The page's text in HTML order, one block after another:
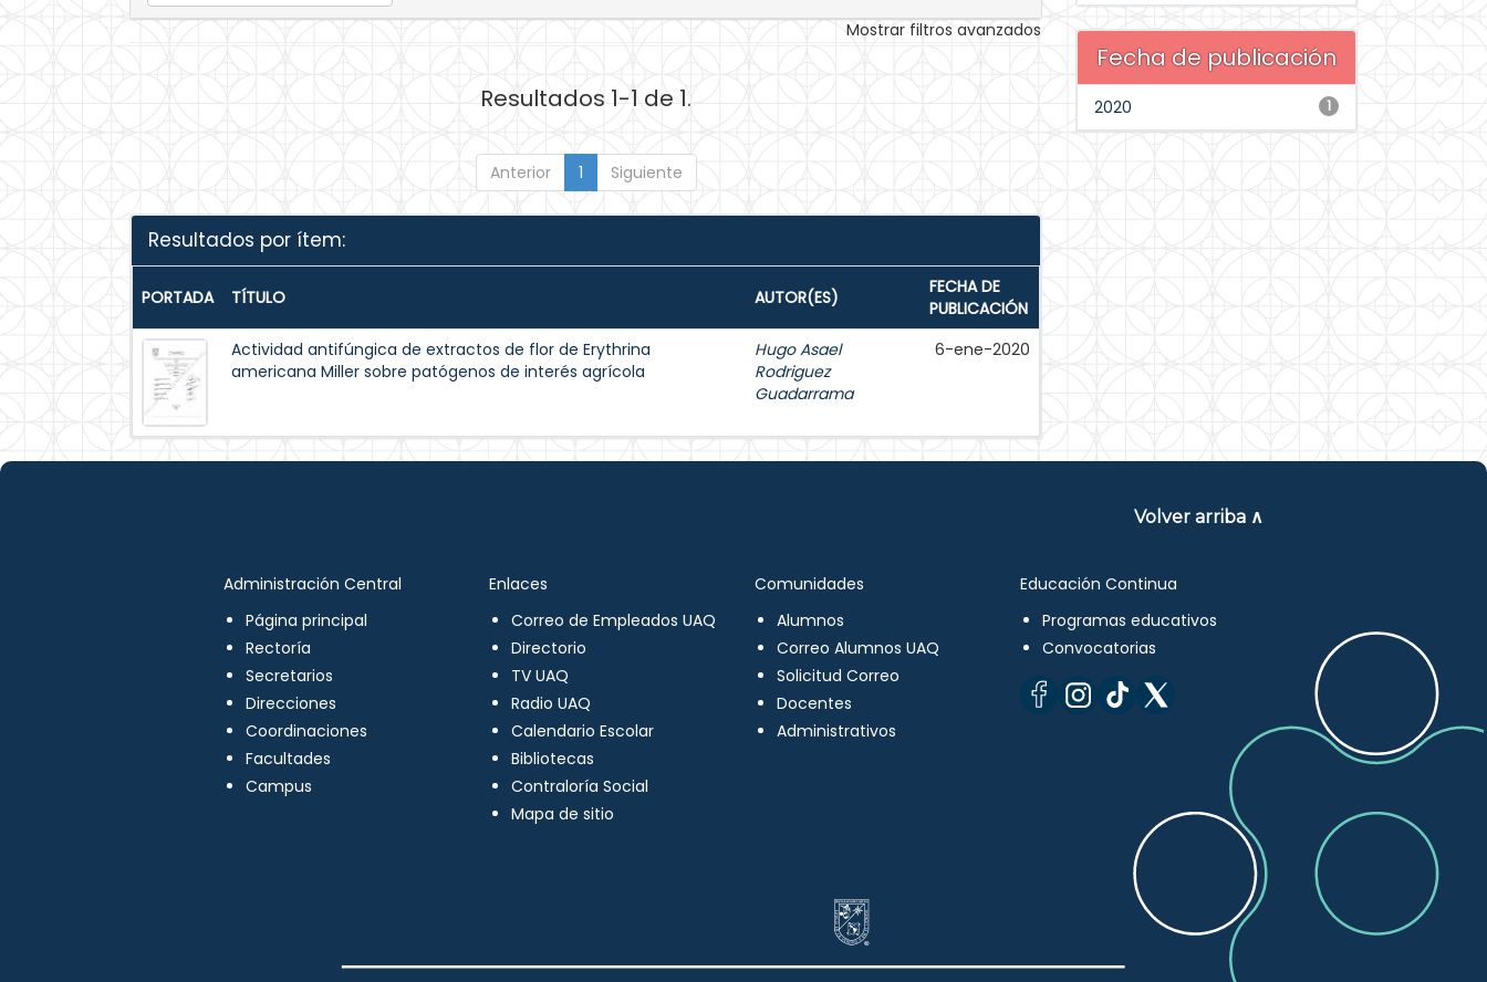
Mostrar filtros avanzados
Resultados 1-1 de 1.
Anterior 1 Siguiente
Resultados por ítem:
PORTADA TÍTULO AUTOR(ES)
FECHA DE
PUBLICACIÓN
Actividad antifúngica de extractos de flor de Erythrina
americana Miller sobre patógenos de interés agrícola
Hugo Asael
Rodriguez
Guadarrama
6-ene-2020
Fecha de publicación
1
2020
Volver arriba ∧
Administración Central
Página principal
Rectoría
Secretarios
Direcciones
Coordinaciones
Facultades
Campus
Enlaces
Correo de Empleados UAQ
Directorio
TV UAQ
Radio UAQ
Calendario Escolar
Bibliotecas
Contraloría Social
Mapa de sitio
Comunidades
Alumnos
Correo Alumnos UAQ
Solicitud Correo
Docentes
Administrativos
Educación Continua
Programas educativos
Convocatorias